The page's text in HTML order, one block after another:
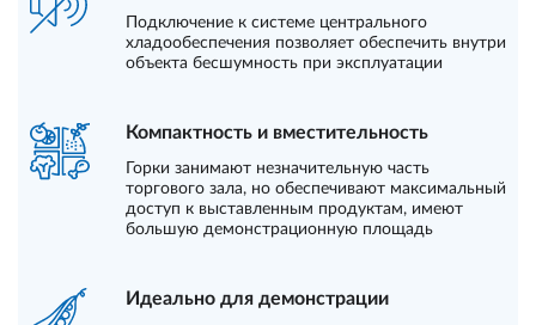
Подключение к системе центрального
хладообеспечения позволяет обеспечить внутри
объекта бесшумность при эксплуатации
Компактность и вместительность
Горки занимают незначительную часть
торгового зала, но обеспечивают максимальный
доступ к выставленным продуктам, имеют
большую демонстрационную площадь
Идеально для демонстрации